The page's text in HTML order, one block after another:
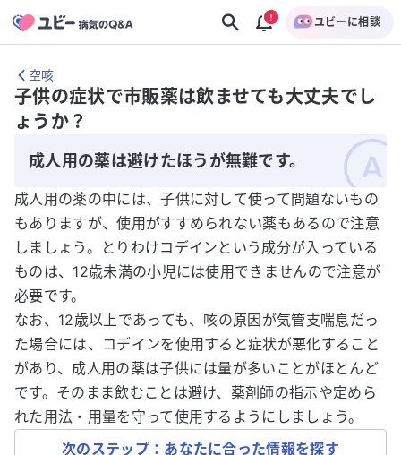
ユビーに相談
空咳
子供の症状で市販薬は飲ませても大丈夫でし
ょうか？
成人用の薬は避けたほうが無難です。
成人用の薬の中には、子供に対して使って問題ないもの
もありますが、使用がすすめられない薬もあるので注意
しましょう。とりわけコデインという成分が入っている
ものは、12歳未満の小児には使用できませんので注意が
必要です。
なお、12歳以上であっても、咳の原因が気管支喘息だっ
た場合には、コデインを使用すると症状が悪化すること
があり、成人用の薬は子供には量が多いことがほとんど
です。そのまま飲むことは避け、薬剤師の指示や定めら
れた用法・用量を守って使用するようにしましょう。
次のステップ：あなたに合った情報を探す